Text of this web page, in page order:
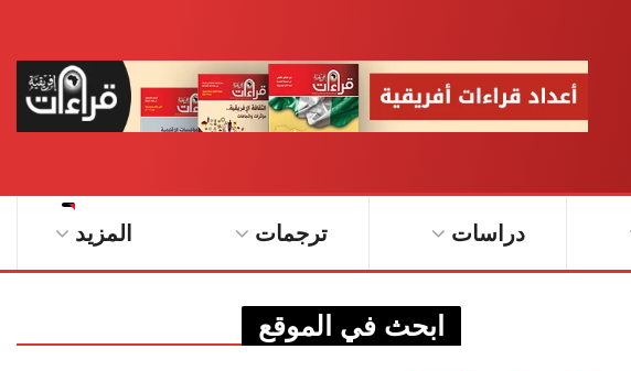
دراسات ترجمات المزيد
ابحث في الموقع